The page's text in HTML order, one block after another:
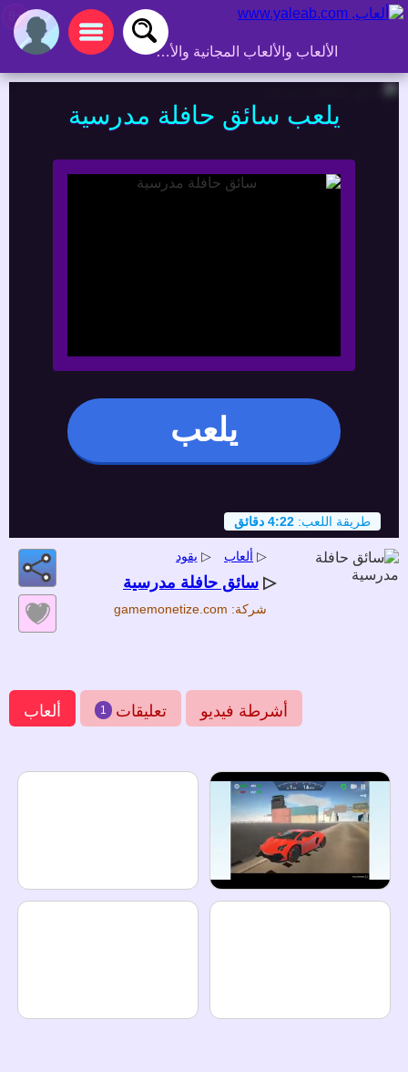
الألعاب والألعاب المجانية والألعاب عبر الإنترنت
+9
يلعب سائق حافلة مدرسية
يلعب
طريقة اللعب: 4:22 دقائق
▷ ألعاب ▷ يقود
▷ سائق حافلة مدرسية
شركة: gamemonetize.com
ألعاب 1 تعليقات أشرطة فيديو